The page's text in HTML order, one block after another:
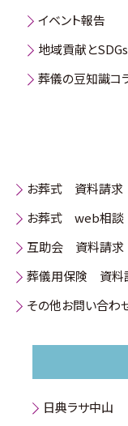
イベント報告
地域貢献とSDGs
葬儀の豆知識コ
お葬式 資料請求
お葬式 web相談
互助会 資料請求
葬儀用保険 資料
その他お問い合わ
日典ラサ中山